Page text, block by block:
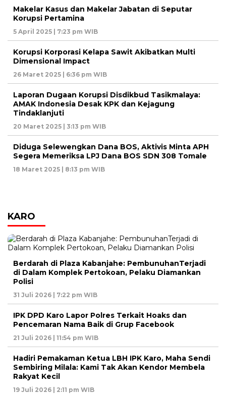
Makelar Kasus dan Makelar Jabatan di Seputar
Korupsi Pertamina
5 April 2025 | 7:23 pm WIB
Korupsi Korporasi Kelapa Sawit Akibatkan Multi
Dimensional Impact
26 Maret 2025 | 6:36 pm WIB
Laporan Dugaan Korupsi Disdikbud Tasikmalaya:
AMAK Indonesia Desak KPK dan Kejagung
Tindaklanjuti
20 Maret 2025 | 3:13 pm WIB
Diduga Selewengkan Dana BOS, Aktivis Minta APH
Segera Memeriksa LPJ Dana BOS SDN 308 Tomale
18 Maret 2025 | 8:13 pm WIB
KARO
Berdarah di Plaza Kabanjahe: PembunuhanTerjadi
di Dalam Komplek Pertokoan, Pelaku Diamankan
Polisi
31 Juli 2026 | 7:22 pm WIB
IPK DPD Karo Lapor Polres Terkait Hoaks dan
Pencemaran Nama Baik di Grup Facebook
21 Juli 2026 | 11:54 pm WIB
Hadiri Pemakaman Ketua LBH IPK Karo, Maha Sendi
Sembiring Milala: Kami Tak Akan Kendor Membela
Rakyat Kecil
19 Juli 2026 | 2:11 pm WIB